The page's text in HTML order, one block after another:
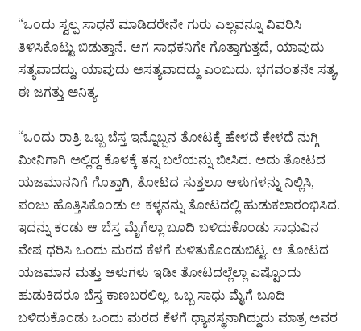
“ಒಂದು ಸ್ವಲ್ಪ ಸಾಧನೆ ಮಾಡಿದರೇನೇ ಗುರು ಎಲ್ಲವನ್ನೂ ವಿವರಿಸಿ
ತಿಳಿಸಿಕೊಟ್ಟು ಬಿಡುತ್ತಾನೆ. ಆಗ ಸಾಧಕನಿಗೇ ಗೊತ್ತಾಗುತ್ತದೆ, ಯಾವುದು
ಸತ್ಯವಾದದ್ದು, ಯಾವುದು ಅಸತ್ಯವಾದದ್ದು ಎಂಬುದು. ಭಗವಂತನೇ ಸತ್ಯ,
ಈ ಜಗತ್ತು ಅನಿತ್ಯ.
“ಒಂದು ರಾತ್ರಿ ಒಬ್ಬ ಬೆಸ್ತ ಇನ್ನೊಬ್ಬನ ತೋಟಕ್ಕೆ ಹೇಳದೆ ಕೇಳದೆ ನುಗ್ಗಿ
ಮೀನಿಗಾಗಿ ಅಲ್ಲಿದ್ದ ಕೊಳಕ್ಕೆ ತನ್ನ ಬಲೆಯನ್ನು ಬೀಸಿದ. ಅದು ತೋಟದ
ಯಜಮಾನನಿಗೆ ಗೊತ್ತಾಗಿ, ತೋಟದ ಸುತ್ತಲೂ ಆಳುಗಳನ್ನು ನಿಲ್ಲಿಸಿ,
ಪಂಜು ಹೊತ್ತಿಸಿಕೊಂಡು ಆ ಕಳ್ಳನನ್ನು ತೋಟದಲ್ಲಿ ಹುಡುಕಲಾರಂಭಿಸಿದ.
ಇದನ್ನು ಕಂಡು ಆ ಬೆಸ್ತ ಮೈಗೆಲ್ಲಾ ಬೂದಿ ಬಳಿದುಕೊಂಡು ಸಾಧುವಿನ
ವೇಷ ಧರಿಸಿ ಒಂದು ಮರದ ಕೆಳಗೆ ಕುಳಿತುಕೊಂಡುಬಿಟ್ಟ. ಆ ತೋಟದ
ಯಜಮಾನ ಮತ್ತು ಆಳುಗಳು ಇಡೀ ತೋಟದಲ್ಲೆಲ್ಲಾ ಎಷ್ಟೊಂದು
ಹುಡುಕಿದರೂ ಬೆಸ್ತ ಕಾಣಬರಲಿಲ್ಲ. ಒಬ್ಬ ಸಾಧು ಮೈಗೆ ಬೂದಿ
ಬಳಿದುಕೊಂಡು ಒಂದು ಮರದ ಕೆಳಗೆ ಧ್ಯಾನಸ್ಥನಾಗಿದ್ದುದು ಮಾತ್ರ ಅವರ